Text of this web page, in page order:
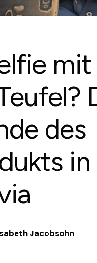
mit
des
in
Jacobsohn